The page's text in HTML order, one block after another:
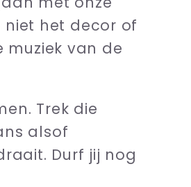
niet het decor of
muziek van de
Trek die
alsof
Durf jij nog